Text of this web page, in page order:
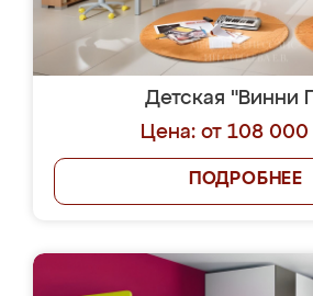
Детская "Винни
Цена: от 108 000
ПОДРОБНЕЕ